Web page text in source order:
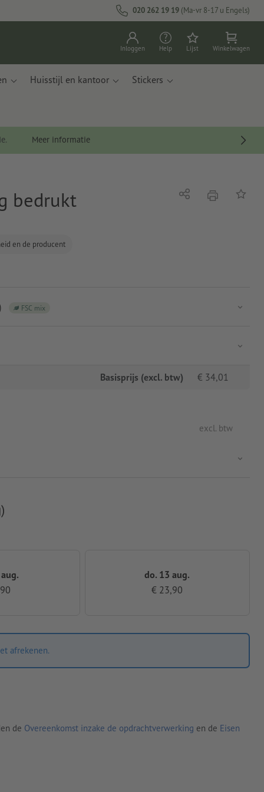
020 262 19 19 (Ma-vr 8-17 u Engels)
Inloggen Help Lijst Winkelwagen
Huisstijl en kantoor Stickers
Meer informatie
bedrukt
en de producent
Delen afdrukkenOp de
FSC mix
Basisprijs (excl. btw) € 34,01
excl. btw
do. 13 aug.
€ 23,90
afrekenen.
de Overeenkomst inzake de opdrachtverwerking en de Eisen